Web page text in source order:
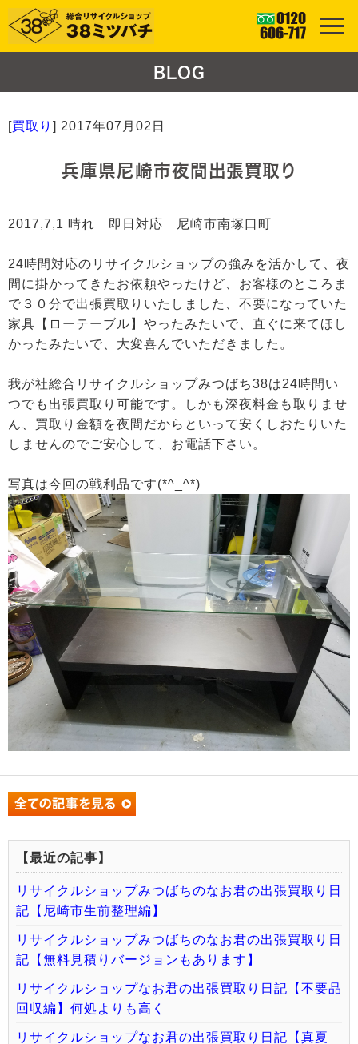
BLOG
[買取り ] 2017年07月02日
兵庫県尼崎市夜間出張買取り
2017,7,1 晴れ 即日対応 尼崎市南塚口町
24時間対応のリサイクルショップの強みを活かして、夜
間に掛かってきたお依頼やったけど、お客様のところま
で３０分で出張買取りいたしました、不要になっていた
家具【ローテーブル】やったみたいで、直ぐに来てほし
かったみたいで、大変喜んでいただきました。
我が社総合リサイクルショップみつばち38は24時間い
つでも出張買取り可能です。しかも深夜料金も取りませ
ん、買取り金額を夜間だからといって安くしおたりいた
しませんのでご安心して、お電話下さい。
写真は今回の戦利品です(*^_^*)
【最近の記事】
リサイクルショップみつばちのなお君の出張買取り日
記【尼崎市生前整理編】
リサイクルショップみつばちのなお君の出張買取り日
記【無料見積りバージョンもあります】
リサイクルショップなお君の出張買取り日記【不要品
回収編】何処よりも高く
リサイクルショップなお君の出張買取り日記【真夏